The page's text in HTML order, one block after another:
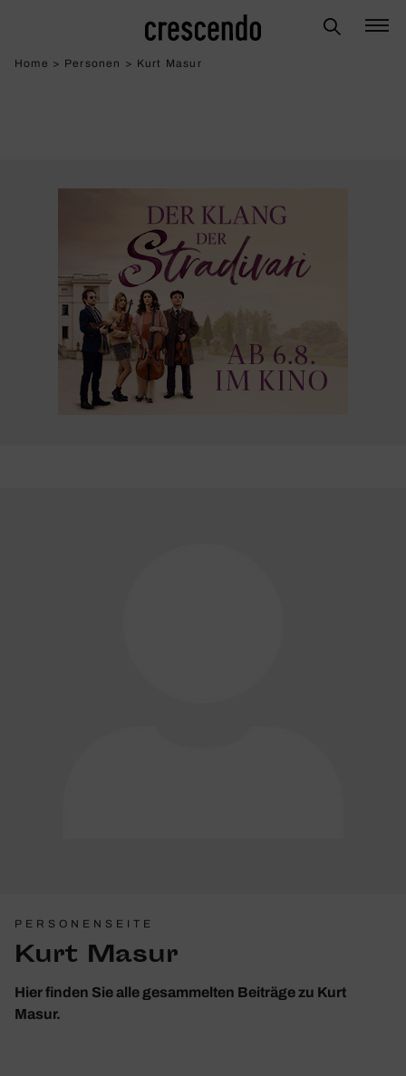
Home > Personen > Kurt Masur
PERSONENSEITE
Kurt Masur
Hier finden Sie alle gesammelten Beiträge zu Kurt
Masur.